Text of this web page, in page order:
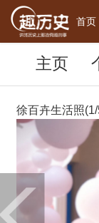
首页
主页
徐百卉生活照